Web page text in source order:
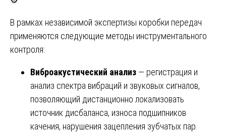
В рамках независимой экспертизы коробки передач
применяются следующие методы инструментального
контроля:
Виброакустический анализ — регистрация и
анализ спектра вибраций и звуковых сигналов,
позволяющий дистанционно локализовать
источник дисбаланса, износа подшипников
качения, нарушения зацепления зубчатых пар.